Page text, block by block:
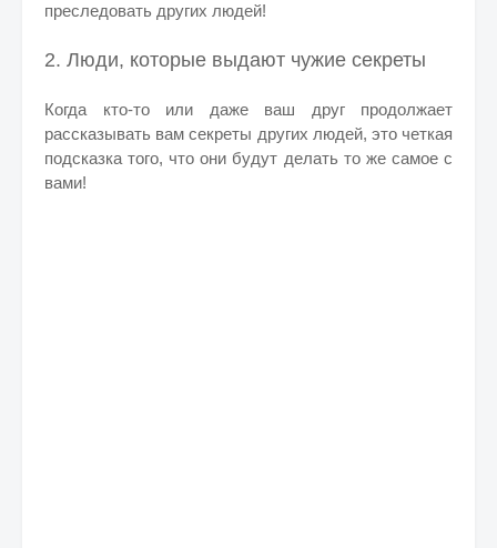
преследовать других людей!
2. Люди, которые выдают чужие секреты
Когда кто-то или даже ваш друг продолжает
рассказывать вам секреты других людей, это четкая
подсказка того, что они будут делать то же самое с
вами!